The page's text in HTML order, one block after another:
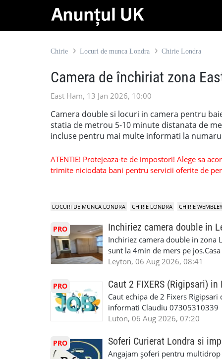
Chirie Locuri de munca Londra Chirie Londra
Camera de închiriat zona
East Ham, 13 Jan 2026, 10:00
Camera double si locuri in camera pentru
statia de metrou 5-10 minute distanata de
incluse pentru mai multe informati la
ATENTIE! Protejeaza-te de impostori! Alege sa
trimite niciodata bani pentru servicii oferite de
LOCURI DE MUNCA LONDRA CHIRIE LONDRA CHIRIE WEMBLEY
PRO Inchiriez camera double in
Inchiriez camera double in zona
sunt la 4min de mers pe
incluse.Cautam o persoana sau
seriozitate.Multumesc anticipat.
Leyton, 06 Aug 2026, 08:41
PRO Caut 2 FIXERS (Rigipsari) in
Caut echipa de 2 Fixers
informati Claudiu 07305310339
Luton, 06 Aug 2026, 07:20
PRO Soferi Curierat Londra si
Angajam șoferi pentru